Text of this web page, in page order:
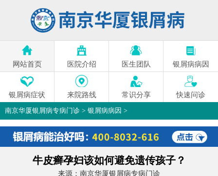
网站首页 医院介绍 医生团队 银屑病病因
银屑病症状 来院路线 常识分享 快速问诊
南京华厦银屑病专病门诊 > 银屑病病因 >
牛皮癣孕妇该如何避免遗传孩子？
来源： 南京华厦银屑病专病门诊